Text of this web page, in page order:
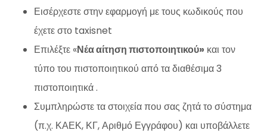
Εισέρχεστε στην εφαρμογή με τους κωδικούς που
έχετε στο taxisnet
Επιλέξτε «Νέα αίτηση πιστοποιητικού» και τον
τύπο του πιστοποιητικού από τα διαθέσιμα 3
πιστοποιητικά .
Συμπληρώστε τα στοιχεία που σας ζητά το σύστημα
(π.χ. ΚΑΕΚ, ΚΓ, Αριθμό Εγγράφου) και υποβάλλετε